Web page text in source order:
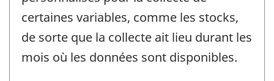
certaines variables, comme les stocks,
de sorte que la collecte ait lieu durant les
mois où les données sont disponibles.